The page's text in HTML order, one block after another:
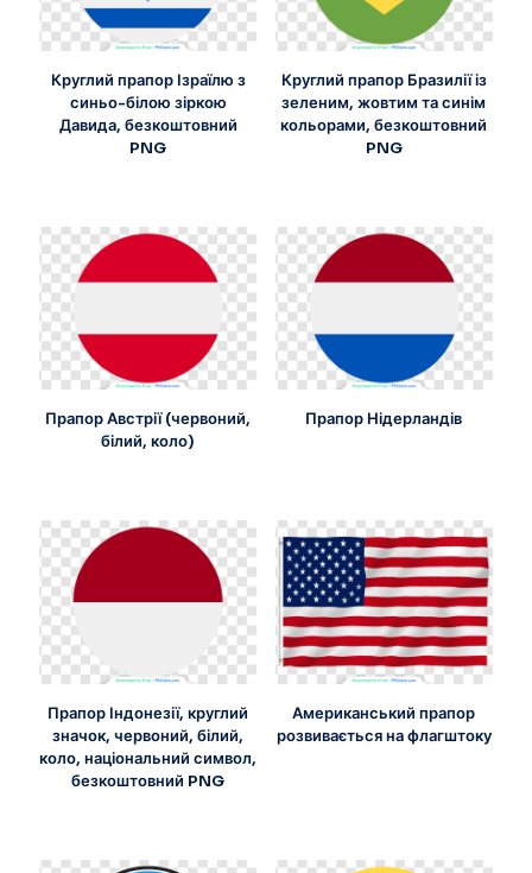
Круглий прапор Ізраїлю з
синьо-білою зіркою
Давида, безкоштовний
PNG
Круглий прапор Бразилії із
зеленим, жовтим та синім
кольорами, безкоштовний
PNG
Прапор Австрії (червоний,
білий, коло)
Прапор Нідерландів
Прапор Індонезії, круглий
значок, червоний, білий,
коло, національний символ,
безкоштовний PNG
Американський прапор
розвивається на флагштоку